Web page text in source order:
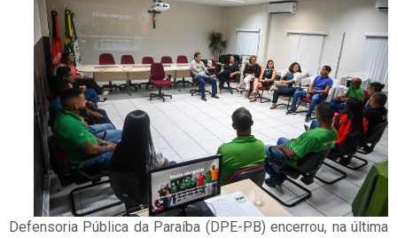
Defensoria Pública da Paraíba (DPE-PB) encerrou, na última